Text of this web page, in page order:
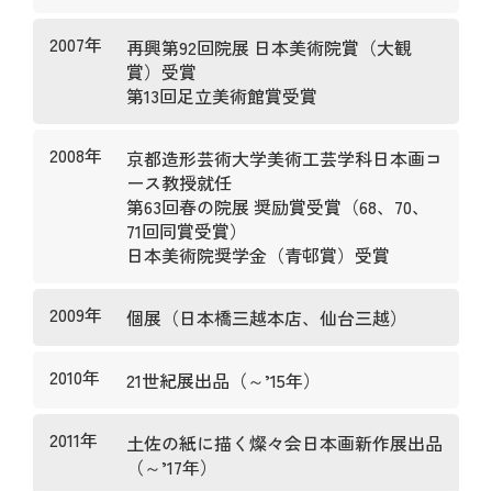
2007年
再興第92回院展 日本美術院賞（大観
賞）受賞
第13回足立美術館賞受賞
2008年
京都造形芸術大学美術工芸学科日本画コ
ース教授就任
第63回春の院展 奨励賞受賞（68、70、
71回同賞受賞）
日本美術院奨学金（青邨賞）受賞
2009年 個展（日本橋三越本店、仙台三越）
2010年 21世紀展出品（～’15年）
2011年
土佐の紙に描く燦々会日本画新作展出品
（～’17年）